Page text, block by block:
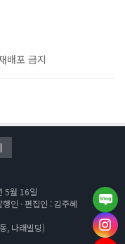
배포 금지
5월 16일
행인 · 편집인 : 김주혜
, 나래빌딩)